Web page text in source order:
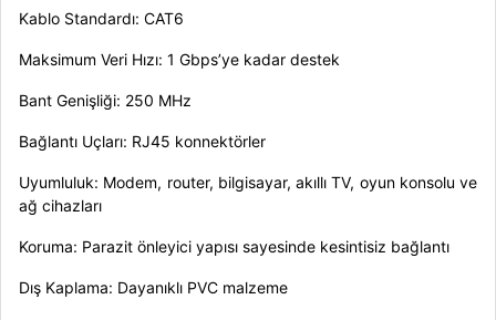
Kablo Standardı: CAT6
Maksimum Veri Hızı: 1 Gbps’ye kadar destek
Bant Genişliği: 250 MHz
Bağlantı Uçları: RJ45 konnektörler
Uyumluluk: Modem, router, bilgisayar, akıllı TV, oyun konsolu ve
ağ cihazları
Koruma: Parazit önleyici yapısı sayesinde kesintisiz bağlantı
Dış Kaplama: Dayanıklı PVC malzeme